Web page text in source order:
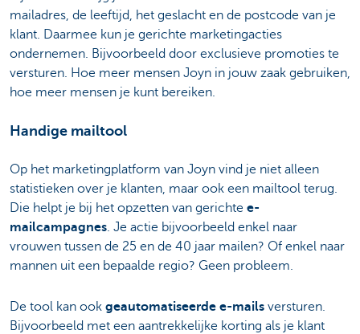
mailadres, de leeftijd, het geslacht en de postcode van je
klant. Daarmee kun je gerichte marketingacties
ondernemen. Bijvoorbeeld door exclusieve promoties te
versturen. Hoe meer mensen Joyn in jouw zaak gebruiken,
hoe meer mensen je kunt bereiken.
Handige mailtool
Op het marketingplatform van Joyn vind je niet alleen
statistieken over je klanten, maar ook een mailtool terug.
Die helpt je bij het opzetten van gerichte e-
mailcampagnes. Je actie bijvoorbeeld enkel naar
vrouwen tussen de 25 en de 40 jaar mailen? Of enkel naar
mannen uit een bepaalde regio? Geen probleem.
De tool kan ook geautomatiseerde e-mails versturen.
Bijvoorbeeld met een aantrekkelijke korting als je klant